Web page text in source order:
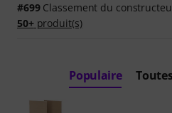
#699Classement du
50+produit(s)
Populaire